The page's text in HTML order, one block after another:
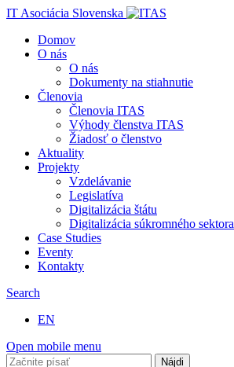
IT Asociácia Slovenska
Domov
O nás
O nás
Dokumenty na stiahnutie
Členovia
Členovia ITAS
Výhody členstva ITAS
Žiadosť o členstvo
Aktuality
Projekty
Vzdelávanie
Legislatíva
Digitalizácia štátu
Digitalizácia súkromného sektora
Case Studies
Eventy
Kontakty
Search
EN
Open mobile menu
Hľadať: